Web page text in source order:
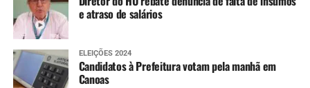
e atraso de salários
ELEIÇÕES 2024
Candidatos à Prefeitura votam pela manhã em
Canoas